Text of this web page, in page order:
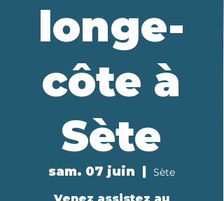
longe-
côte à
Sète
sam. 07 juin Sète